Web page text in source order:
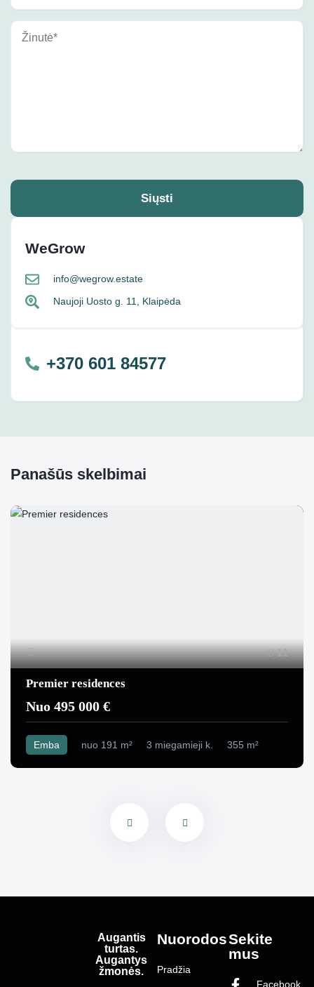
Siųsti
WeGrow
info@wegrow.estate
Naujoji Uosto g. 11, Klaipėda
+370 601 84577
Panašūs skelbimai
11
Premier residences
Nuo 495 000 €
Emba nuo 191 m² 3 miegamieji k. 355 m²
Nuorodos
Pradžia
Sekite
mus
Facebook
Augantis
turtas.
Augantys
žmonės.